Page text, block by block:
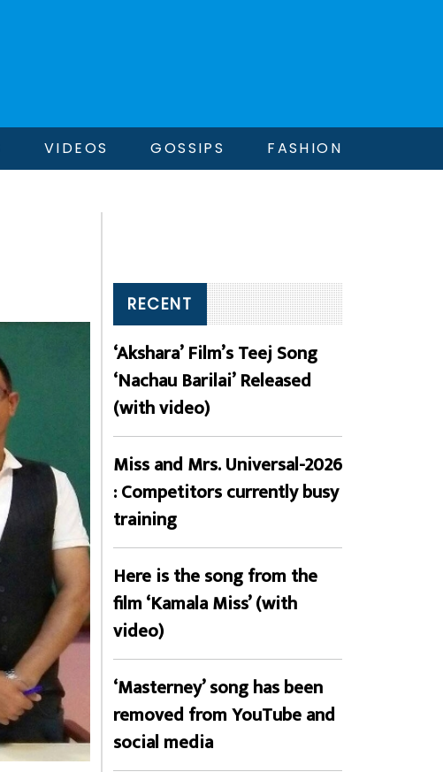
VIDEOS GOSSIPS FASHION
RECENT
‘Akshara’ Film’s Teej Song
‘Nachau Barilai’ Released
(with video)
Miss and Mrs. Universal-2026
: Competitors currently busy
training
Here is the song from the
film ‘Kamala Miss’ (with
video)
‘Masterney’ song has been
removed from YouTube and
social media